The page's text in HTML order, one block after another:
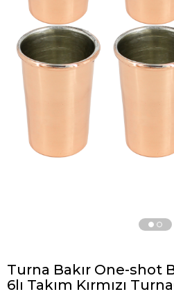
Turna Bakır One-shot
6lı Takım Kırmızı